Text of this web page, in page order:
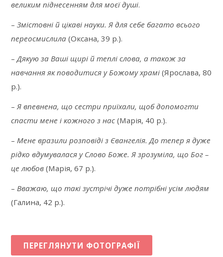
великим піднесенням для моєї душі.
–Змістовні й цікаві науки. Я для себе багато всього
переосмислила (Оксана, 39 р.).
–Дякую за Ваші щирі й теплі слова, а також за
навчання як поводитися у Божому храмі (Ярослава, 80
р.).
–Я впевнена, що сестри приїхали, щоб допомогти
спасти мене і кожного з нас (Марія, 40 р.).
– Мене вразили розповіді з Євангелія. До тепер я дуже
рідко вдумувалася у Слово Боже. Я зрозуміла, що Бог –
це любов (Марія, 67 р.).
– Вважаю, що такі зустрічі дуже потрібні усім людям
(Галина, 42 р.).
ПЕРЕГЛЯНУТИ ФОТОГРАФІЇ